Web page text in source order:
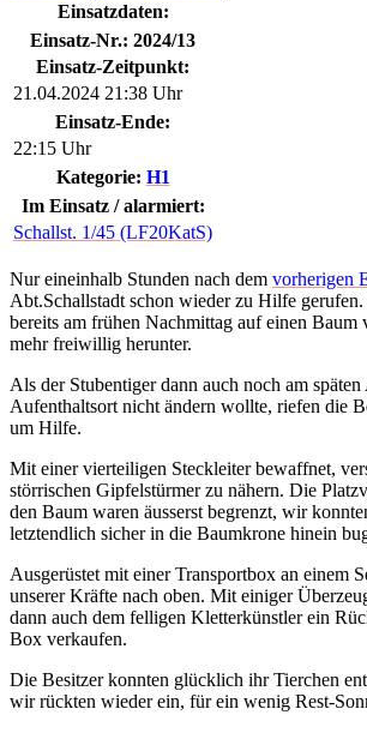
Einsatzdaten:
Einsatz-Nr.: 2024/13
Einsatz-Zeitpunkt:
21.04.2024 21:38 Uhr
Einsatz-Ende:
22:15 Uhr
Kategorie: H1
Im Einsatz / alarmiert:
Schallst. 1/45 (LF20KatS)
Nur eineinhalb Stunden nach dem vorherigen
Abt.Schallstadt schon wieder zu Hilfe
bereits am frühen Nachmittag auf einen Baum
mehr freiwillig herunter.
Als der Stubentiger dann auch noch am späten
Aufenthaltsort nicht ändern wollte, riefen die
um Hilfe.
Mit einer vierteiligen Steckleiter bewaffnet,
störrischen Gipfelstürmer zu nähern. Die
den Baum waren äusserst begrenzt, wir
letztendlich sicher in die Baumkrone hinein
Ausgerüstet mit einer Transportbox an einem
unserer Kräfte nach oben. Mit einiger
dann auch dem felligen Kletterkünstler ein
Box verkaufen.
Die Besitzer konnten glücklich ihr Tierchen
wir rückten wieder ein, für ein wenig Rest-